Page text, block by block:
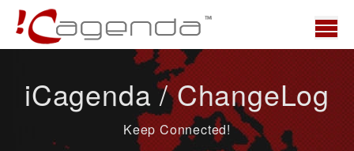
News
iCagenda / ChangeLog
Keep Connected!